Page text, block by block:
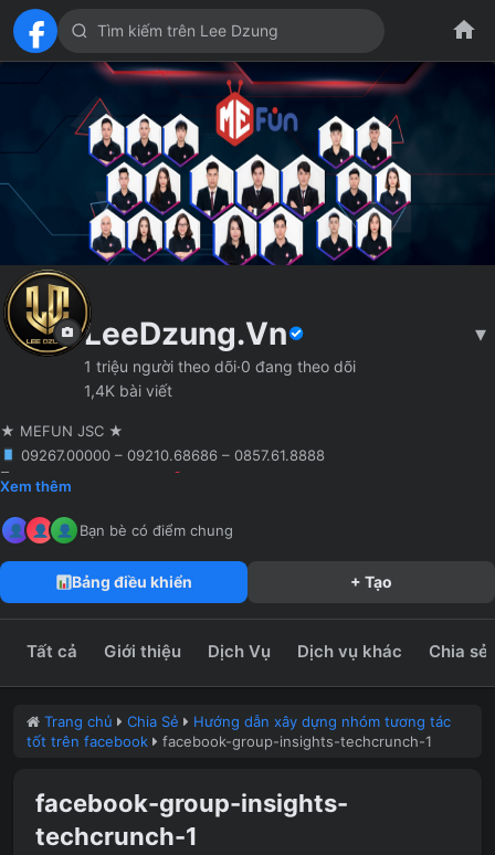
LeeDzung.Vn ▾
1 triệu người theo dõi·0 đang theo dõi
1,4K bài viết
★ MEFUN JSC ★
09267.00000 – 09210.68686 – 0857.61.8888
🖥 Agency truyền thông
leedzung.vn
Xem thêm
Bạn bè có điểm chung
Bảng điều khiển + Tạo
Tất cả Giới thiệu Dịch Vụ Dịch vụ khác Chia sẻ
Trang chủ Chia Sẻ
Hướng dẫn xây dựng nhóm tương tác
tốt trên facebook
facebook-group-insights-techcrunch-1
facebook-group-insights-
techcrunch-1